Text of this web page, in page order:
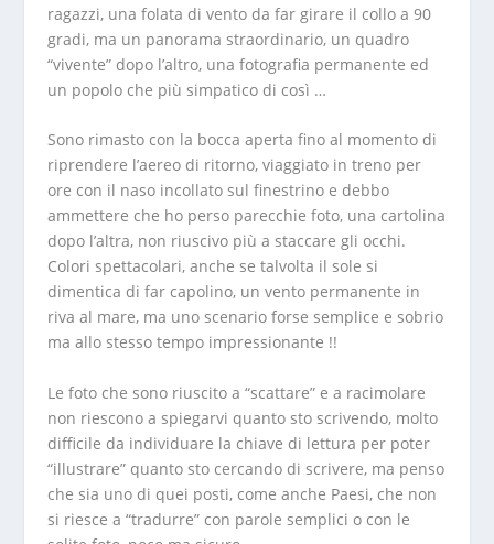
ragazzi, una folata di vento da far girare il collo a 90
gradi, ma un panorama straordinario, un quadro
“vivente” dopo l’altro, una fotografia permanente ed
un popolo che più simpatico di così …
Sono rimasto con la bocca aperta fino al momento di
riprendere l’aereo di ritorno, viaggiato in treno per
ore con il naso incollato sul finestrino e debbo
ammettere che ho perso parecchie foto, una cartolina
dopo l’altra, non riuscivo più a staccare gli occhi.
Colori spettacolari, anche se talvolta il sole si
dimentica di far capolino, un vento permanente in
riva al mare, ma uno scenario forse semplice e sobrio
ma allo stesso tempo impressionante !!
Le foto che sono riuscito a “scattare” e a racimolare
non riescono a spiegarvi quanto sto scrivendo, molto
difficile da individuare la chiave di lettura per poter
“illustrare” quanto sto cercando di scrivere, ma penso
che sia uno di quei posti, come anche Paesi, che non
si riesce a “tradurre” con parole semplici o con le